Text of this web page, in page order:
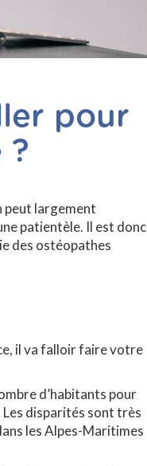
pour
?
peut largement
patientèle. Il est donc
des ostéopathes
il va falloir faire votre
d’habitants pour
disparités sont très
les Alpes-Maritimes